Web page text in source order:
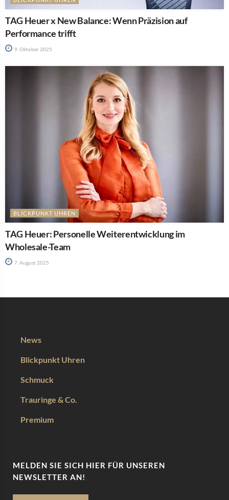
TAG Heuer x New Balance: Wenn Präzision auf
Performance trifft
9. Oktober 2025
BLICKPUNKT UHREN
TAG Heuer: Personelle Weiterentwicklung im
Wholesale-Team
7. August 2025
News
Blickpunkt Uhren
Schmuck
Trauringe & Co.
Premium
MELDEN SIE SICH HIER FÜR UNSEREN
NEWSLETTER AN!